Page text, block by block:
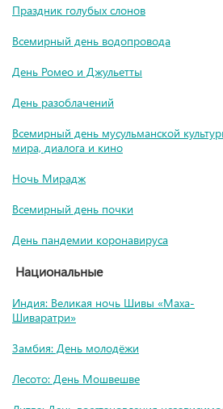
Праздник голубых слонов
Всемирный день водопровода
День Ромео и Джульетты
День разоблачений
Всемирный день мусульманской
мира, диалога и кино
Ночь Мирадж
Всемирный день почки
День пандемии коронавируса
Национальные
Индия: Великая ночь Шивы «Маха-
Шиваратри»
Замбия: День молодёжи
Лесото: День Мошвешве